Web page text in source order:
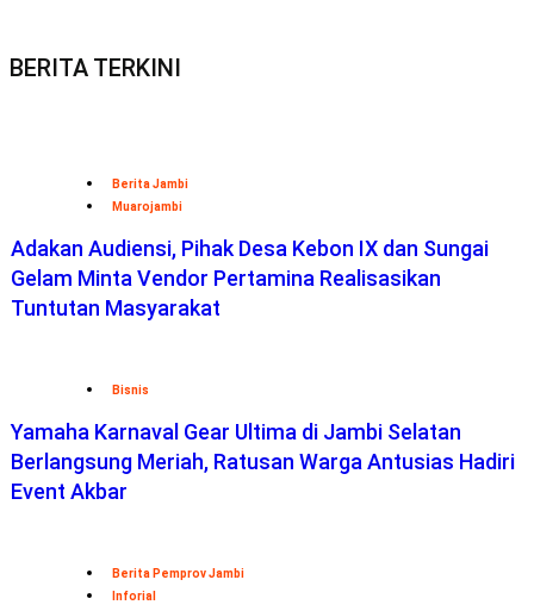
BERITA TERKINI
Berita Jambi
Muarojambi
Adakan Audiensi, Pihak Desa Kebon IX dan Sungai
Gelam Minta Vendor Pertamina Realisasikan
Tuntutan Masyarakat
Bisnis
Yamaha Karnaval Gear Ultima di Jambi Selatan
Berlangsung Meriah, Ratusan Warga Antusias Hadiri
Event Akbar
Berita Pemprov Jambi
Inforial